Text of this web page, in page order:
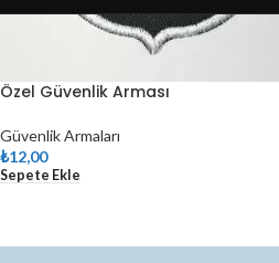
Özel Güvenlik Arması
Güvenlik Armaları
₺12,00
Sepete Ekle